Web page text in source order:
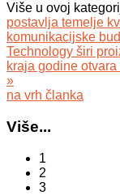
Više u ovoj
postavlja temelje
komunikacijske
Technology širi
kraja godine
»
na vrh članka
Više...
1
2
3